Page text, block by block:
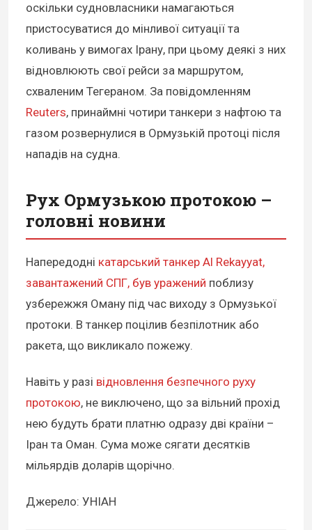
оскільки судновласники намагаються
пристосуватися до мінливої ситуації та
коливань у вимогах Ірану, при цьому деякі з них
відновлюють свої рейси за маршрутом,
схваленим Тегераном. За повідомленням
Reuters, принаймні чотири танкери з нафтою та
газом розвернулися в Ормузькій протоці після
нападів на судна.
Рух Ормузькою протокою –
головні новини
Напередодні катарський танкер Al Rekayyat,
завантажений СПГ, був уражений поблизу
узбережжя Оману під час виходу з Ормузької
протоки. В танкер поцілив безпілотник або
ракета, що викликало пожежу.
Навіть у разі відновлення безпечного руху
протокою, не виключено, що за вільний прохід
нею будуть брати платню одразу дві країни –
Іран та Оман. Сума може сягати десятків
мільярдів доларів щорічно.
Джерело: УНІАН